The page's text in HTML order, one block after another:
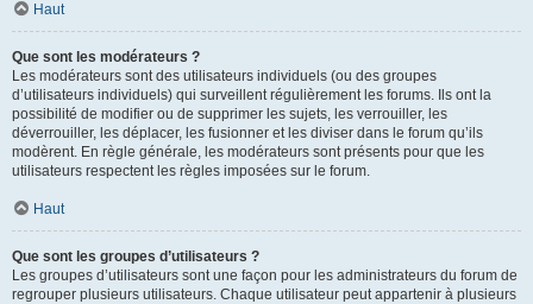
Haut
Que sont les modérateurs ?
Les modérateurs sont des utilisateurs individuels (ou des groupes
d’utilisateurs individuels) qui surveillent régulièrement les forums. Ils ont la
possibilité de modifier ou de supprimer les sujets, les verrouiller, les
déverrouiller, les déplacer, les fusionner et les diviser dans le forum qu’ils
modèrent. En règle générale, les modérateurs sont présents pour que les
utilisateurs respectent les règles imposées sur le forum.
Haut
Que sont les groupes d’utilisateurs ?
Les groupes d’utilisateurs sont une façon pour les administrateurs du forum de
regrouper plusieurs utilisateurs. Chaque utilisateur peut appartenir à plusieurs